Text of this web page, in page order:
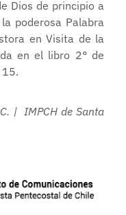
Dios de principio a
poderosa Palabra
en Visita de la
en el libro 2° de
15.
| IMPCH de Santa